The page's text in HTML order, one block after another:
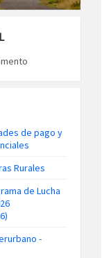
de pago y
Rurales
de Lucha
-